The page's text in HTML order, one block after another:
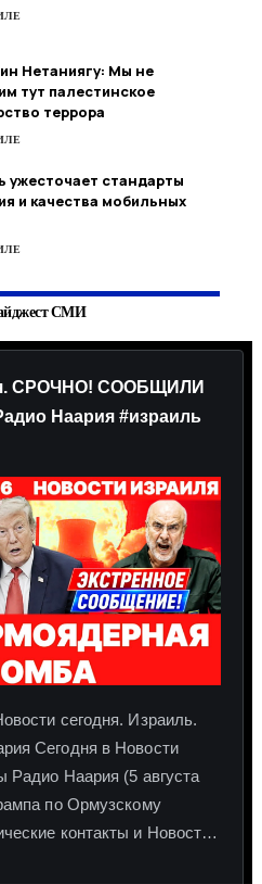
Нетаниягу: Мы не
тут палестинское
террора
ужесточает стандарты
и качества мобильных
СМИ